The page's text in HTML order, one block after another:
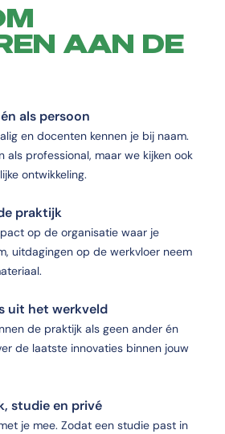
AAN DE
als persoon
en docenten kennen je bij naam.
als professional, maar we kijken ook
ontwikkeling.
praktijk
op de organisatie waar je
uitdagingen op de werkvloer neem
uit het werkveld
de praktijk als geen ander én
de laatste innovaties binnen jouw
studie en privé
je mee. Zodat een studie past in